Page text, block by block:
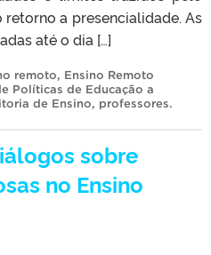
retorno a presencialidade. As
até o dia […]
remoto, Ensino Remoto
Políticas de Educação a
de Ensino, professores.
sobre
no Ensino